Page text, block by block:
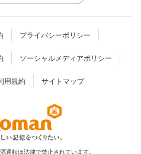
プライバシーポリシー
ソーシャルメディアポリシー
用規約 サイトマップ
運転は法律で禁止されています。